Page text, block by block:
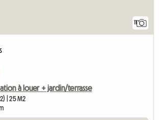
11
à louer + jardin/terrasse
| 25 M2